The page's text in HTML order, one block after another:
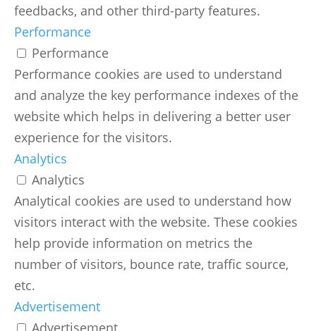
feedbacks, and other third-party features.
Performance
Performance
Performance cookies are used to understand
and analyze the key performance indexes of the
website which helps in delivering a better user
experience for the visitors.
Analytics
Analytics
Analytical cookies are used to understand how
visitors interact with the website. These cookies
help provide information on metrics the
number of visitors, bounce rate, traffic source,
etc.
Advertisement
Advertisement